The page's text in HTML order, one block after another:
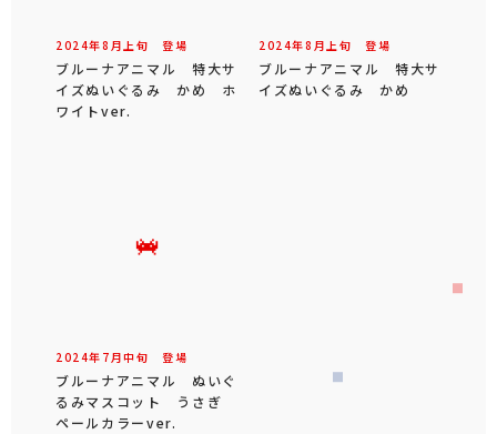
2024年8 月 上旬 登場
ブルーナアニマル 特大サ
イズぬいぐるみ かめ ホ
ワイトver.
2024年8 月 上旬 登場
ブルーナアニマル 特大サ
イズぬいぐるみ かめ
2024年 7 月中旬 登場
ブルーナアニマル ぬいぐ
るみマスコット うさぎ
ペールカラーver.